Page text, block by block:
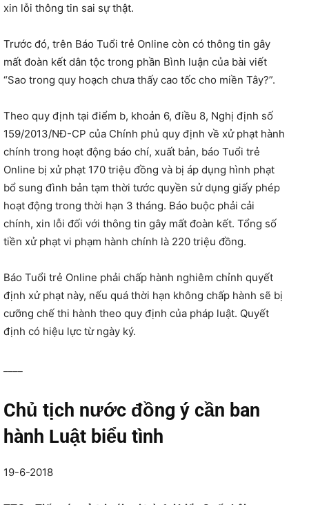
xin lỗi thông tin sai sự thật.
Trước đó, trên Báo Tuổi trẻ Online còn có thông tin gây
mất đoàn kết dân tộc trong phần Bình luận của bài viết
“Sao trong quy hoạch chưa thấy cao tốc cho miền Tây?”.
Theo quy định tại điểm b, khoản 6, điều 8, Nghị định số
159/2013/NĐ-CP của Chính phủ quy định về xử phạt hành
chính trong hoạt động báo chí, xuất bản, báo Tuổi trẻ
Online bị xử phạt 170 triệu đồng và bị áp dụng hình phạt
bổ sung đình bản tạm thời tước quyền sử dụng giấy phép
hoạt động trong thời hạn 3 tháng. Báo buộc phải cải
chính, xin lỗi đối với thông tin gây mất đoàn kết. Tổng số
tiền xử phạt vi phạm hành chính là 220 triệu đồng.
Báo Tuổi trẻ Online phải chấp hành nghiêm chỉnh quyết
định xử phạt này, nếu quá thời hạn không chấp hành sẽ bị
cưỡng chế thi hành theo quy định của pháp luật. Quyết
định có hiệu lực từ ngày ký.
Chủ tịch nước đồng ý cần ban
hành Luật biểu tình
19-6-2018